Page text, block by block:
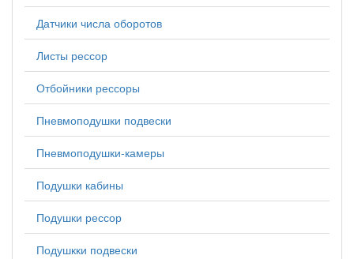
Датчики числа оборотов
Листы рессор
Отбойники рессоры
Пневмоподушки подвески
Пневмоподушки-камеры
Подушки кабины
Подушки рессор
Подушкки подвески